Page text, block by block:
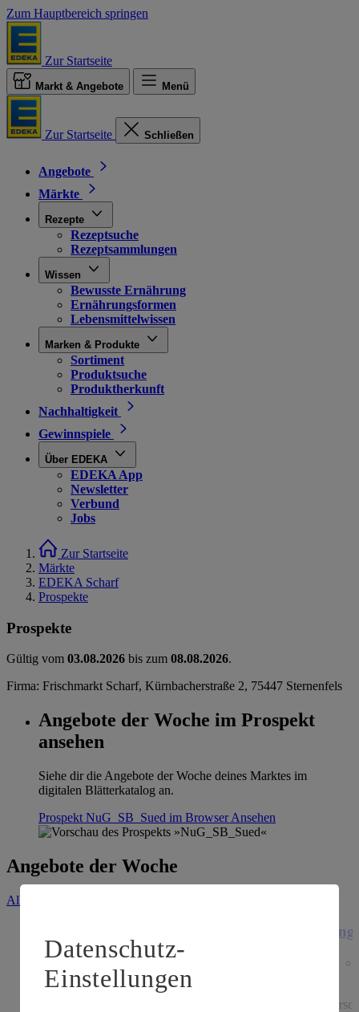
Zum Hauptbereich springen
Zur Startseite
Markt & Angebote Menü
Zur Startseite Schließen
Angebote
Märkte
Rezepte
Rezeptsuche
Rezeptsammlungen
Wissen
Bewusste Ernährung
Ernährungsformen
Lebensmittelwissen
Marken & Produkte
Sortiment
Produktsuche
Produktherkunft
Nachhaltigkeit
Gewinnspiele
Über EDEKA
EDEKA App
Newsletter
Verbund
Jobs
Zur Startseite
Märkte
EDEKA Scharf
Prospekte
Prospekte
Gültig vom 03.08.2026 bis zum 08.08.2026.
Firma: Frischmarkt Scharf, Kürnbacherstraße 2, 75447 Sternenfels
Angebote der Woche im Prospekt
ansehen
Siehe dir die Angebote der Woche deines Marktes im
digitalen Blätterkatalog an.
Prospekt NuG_SB_Sued im BrowserAnsehen
Angebote der Woche
Alle Angebote ansehen
kernlos
1.49
Festpreis von 1.49€
Datenschutz-
Einstellungen